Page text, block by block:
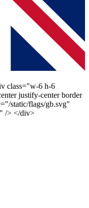
class="w-6 h-6
justify-center border
static/flags/gb.svg"
/> </div>